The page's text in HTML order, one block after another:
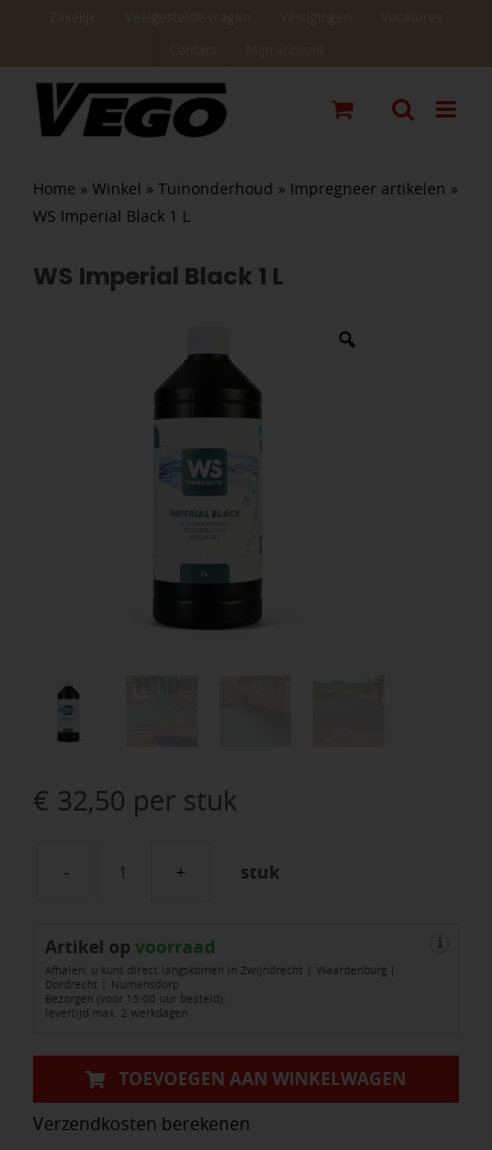
Home » Winkel » Tuinonderhoud » Impregneer artikelen »
WS Imperial Black 1 L
WS Imperial Black 1 L
€ 32,50 per stuk
WS
Black
1
L
stuk
Artikel op voorraad
Afhalen: u kunt direct langskomen in Zwijndrecht | Waardenburg |
Dordrecht | Numansdorp
Bezorgen (voor 15:00 uur besteld):
levertijd max. 2 werkdagen
i
TOEVOEGEN AAN WINKELWAGEN
Verzendkosten berekenen